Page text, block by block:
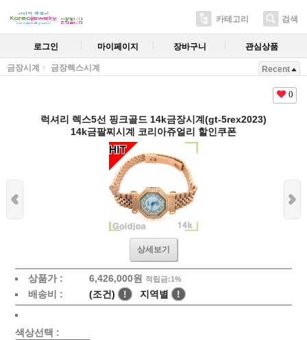
카테고리 검색
로그인 마이페이지 장바구니 관심상품
금장시계 금장렉스시계 Recent
0
럭셔리 렉스5선 핑크골드 14k금장시계(gt-5rex2023)
14k금팔찌시계 코리아쥬얼리 할인쿠폰
상세보기
상품가 : 6,426,000원 적립금:1%
배송비 : (조건) ! 지역별 !
색상선택 :